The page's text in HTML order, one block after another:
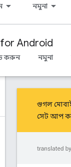
নমুনা
Android
করুন নমুনা
গুগল
সেট আপ